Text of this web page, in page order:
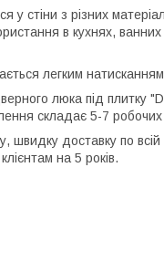
у стіни з різних
в кухнях,
легким
люка під плитку
складає 5-7 робочих
доставку по всій
на 5 років.